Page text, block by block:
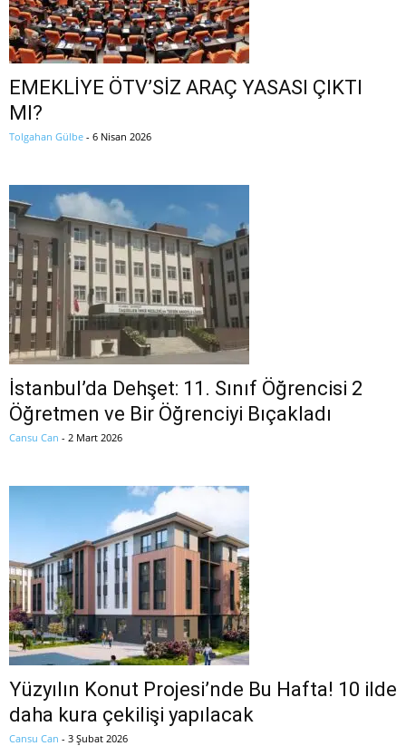
EMEKLİYE ÖTV’SİZ ARAÇ YASASI ÇIKTI
MI?
Tolgahan Gülbe - 6 Nisan 2026
İstanbul’da Dehşet: 11. Sınıf Öğrencisi 2
Öğretmen ve Bir Öğrenciyi Bıçakladı
Cansu Can - 2 Mart 2026
Yüzyılın Konut Projesi’nde Bu Hafta! 10 ilde
daha kura çekilişi yapılacak
Cansu Can - 3 Şubat 2026